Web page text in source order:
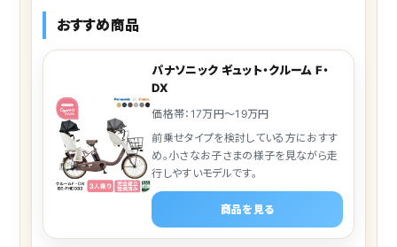
おすすめ商品
パナソニック ギュット・クルーム F・
DX
価格帯：17万円～19万円
前乗せタイプを検討している方におすす
め。小さなお子さまの様子を見ながら走
行しやすいモデルです。
商品を見る